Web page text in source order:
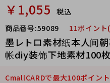
￥1,055
税込
商品番号:59089 11ポイント
墨レトロ素材纸本人间
帐diy装饰下地素材100
CmallCARDで最大100ポイン